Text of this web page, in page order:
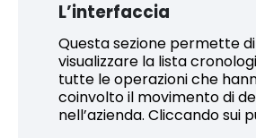
L’interfaccia
Questa sezione permette di
visualizzare la lista
tutte le operazioni che
coinvolto il movimento di
nell’azienda. Cliccando sui